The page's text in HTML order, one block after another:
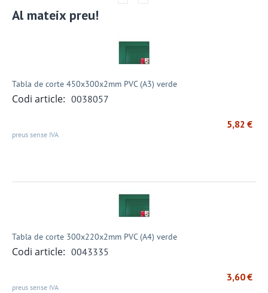
Al mateix preu!
Tabla de corte 450x300x2mm PVC (A3) verde
Codi article: 0038057
5,82 €
preus sense IVA
Tabla de corte 300x220x2mm PVC (A4) verde
Codi article: 0043335
3,60€
preus sense IVA